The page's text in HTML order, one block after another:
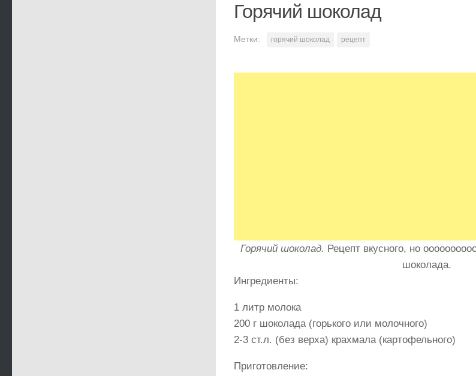
Горячий шоколад
Метки: горячий шоколад рецепт
Горячий шоколад. Рецепт вкусного, но
шоколада.
Ингредиенты:
1 литр молока
200 г шоколада (горького или молочного)
2-3 ст.л. (без верха) крахмала (картофельного)
Приготовление: